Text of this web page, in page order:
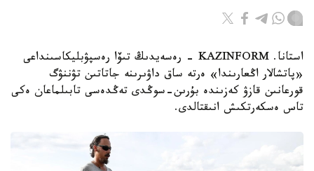
استانا. KAZINFORM - رەسەيدىڭ تىۆا رەسپۋبليكاسىنداعى
«پاتشالار اڭعارىندا» ەرتە ساق داۋىرىنە جاتاتىن تۋننۋگ
قورعانىن قازۋ كەزىندە بۇرىن-سوڭدى تەڭدەسى تابىلماعان ەكى
تاس ەسكەرتكىش انىقتالدى.